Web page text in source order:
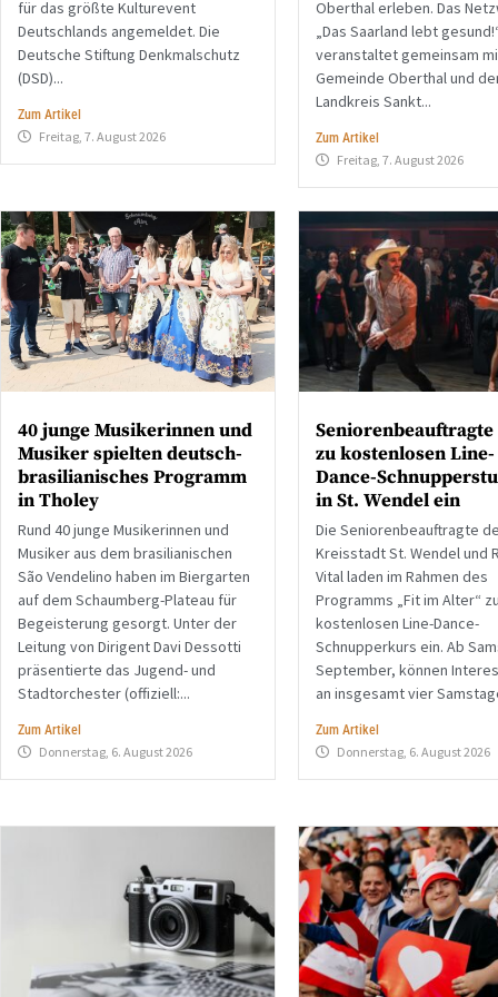
für das größte Kulturevent
Deutschlands angemeldet. Die
Deutsche Stiftung Denkmalschutz
(DSD)...
Zum Artikel
Freitag, 7. August 2026
Oberthal erleben. Das
„Das Saarland lebt
veranstaltet gemeinsam
Gemeinde Oberthal und
Landkreis Sankt...
Zum Artikel
Freitag, 7. August 2026
40 junge Musikerinnen und
Musiker spielten deutsch-
brasilianisches Programm
in Tholey
Rund 40 junge Musikerinnen und
Musiker aus dem brasilianischen
São Vendelino haben im Biergarten
auf dem Schaumberg-Plateau für
Begeisterung gesorgt. Unter der
Leitung von Dirigent Davi Dessotti
präsentierte das Jugend- und
Stadtorchester (offiziell:...
Zum Artikel
Donnerstag, 6. August 2026
zu kostenlosen Line-
Dance-
in St. Wendel ein
Die Seniorenbeauftragte
Kreisstadt St. Wendel und
Vital laden im Rahmen des
Programms „Fit im Alter“
kostenlosen Line-Dance-
Schnupperkurs ein. Ab
September, können
an insgesamt vier
Zum Artikel
Donnerstag, 6. August 2026